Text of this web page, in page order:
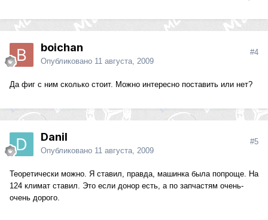
boichan
Опубликовано 11 августа, 2009
#4
Да фиг с ним сколько стоит. Можно интересно поставить или нет?
Danil
Опубликовано 11 августа, 2009
#5
Теоретически можно. Я ставил, правда, машинка была попроще. На
124 климат ставил. Это если донор есть, а по запчастям очень-
очень дорого.